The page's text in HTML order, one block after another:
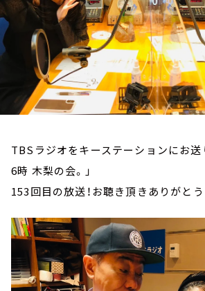
TBSラジオをキーステーションにお送
6時 木梨の会。」
153回目の放送！お聴き頂きありがとう